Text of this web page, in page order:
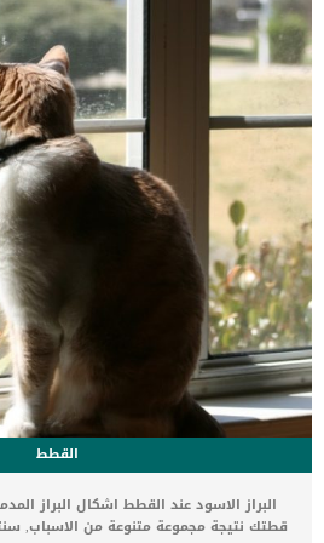
يساعد العلاج بالموسيقى في تقليل النباح
عن العوامل التي تجعله
القطط
البراز الاسود عند القطط اشكال البراز
قطتك نتيجة مجموعة متنوعة من الاسباب,